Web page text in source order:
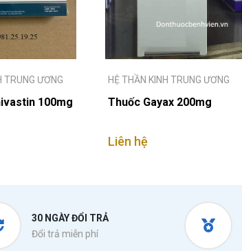
TRUNG ƯƠNG
100mg
HỆ THẦN KINH TRUNG ƯƠNG
Thuốc Gayax 200mg
Liên hệ
30 NGÀY ĐỔI TRẢ
Đổi trả miễn phí